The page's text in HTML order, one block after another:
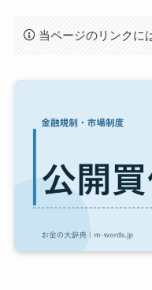
当ページのリンクに